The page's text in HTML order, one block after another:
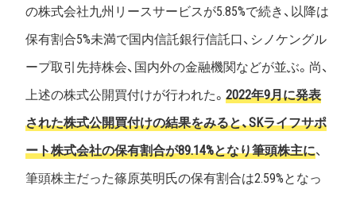
の株式会社九州リースサービスが5.85%で続き、以降は
保有割合5%未満で国内信託銀行信託口、シノケングル
ープ取引先持株会、国内外の金融機関などが並ぶ。尚、
上述の株式公開買付けが行われた。 2022年9月に発表
された株式公開買付けの結果をみると、SKライフサポ
ート株式会社の保有割合が89.14%となり筆頭株主に、
筆頭株主だった篠原英明氏の保有割合は2.59%となっ